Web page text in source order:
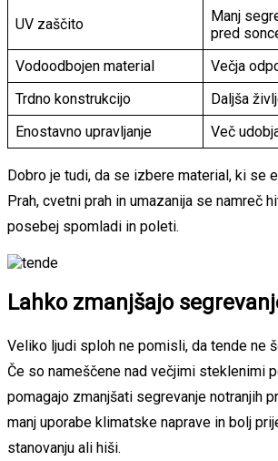
UV zaščito
Manj
pred
Vodoodbojen material
Večja
Trdno konstrukcijo
Daljša
Enostavno upravljanje
Več
Dobro je tudi, da se izbere material, ki se
Prah, cvetni prah in umazanija se namreč
posebej spomladi in poleti.
Lahko zmanjšajo
Veliko ljudi sploh ne pomisli, da tende ne
Če so nameščene nad večjimi steklenimi
pomagajo zmanjšati segrevanje notranjih
manj uporabe klimatske naprave in bolj
stanovanju ali hiši.